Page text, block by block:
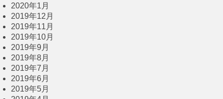
2020年1月
2019年12月
2019年11月
2019年10月
2019年9月
2019年8月
2019年7月
2019年6月
2019年5月